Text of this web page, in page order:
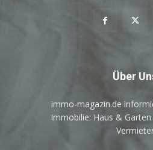
Über
immo-magazin.de
Immobilie: Haus &